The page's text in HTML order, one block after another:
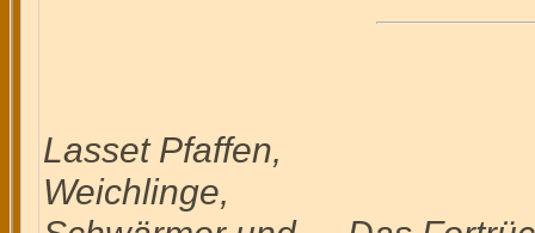
Lasset Pfaffen,
Weichlinge,